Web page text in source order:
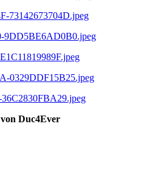
von Duc4Ever